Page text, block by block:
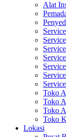
Alat
Toko
Toko
Toko
Toko
Lokasi